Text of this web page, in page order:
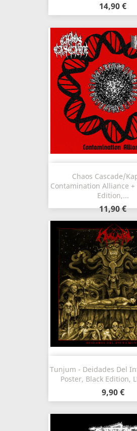
14,90 €
Chaos Cascade/
Contamination Alliance +
Edition,...
11,90 €
Tunjum - Deidades Del
Poster, Black Edition,
9,90 €